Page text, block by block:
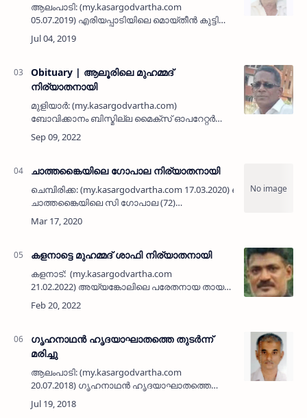
ആലംപാടി: (my.kasargodvartha.com
05.07.2019) എരിയപ്പാടിയിലെ മൊയ്തീന്‍ കുട്ടി
(76) നിര്യാതനായി. ഭാര്യ: ജമീല. മക്കള്‍: സിദ്ദീഖ്
(ഗള്‍ഫ്), താഹിറ, സുബൈദ, ഫൗസിയ, നസീമ.
Obituary | ആലൂരിലെ മുഹമ്മദ്
നിര്യാതനായി
മുളിയാര്‍: (my.kasargodvartha.com)
ബോവിക്കാനം ബിസ്മില്ല മൈക്‌സ് ഓപറേറ്റര്‍
ആലൂരിലെ മുഹമ്മദ് (55) നിര്യാതനായി.
പരേതരായ അബൂബകര്‍…
ചാത്തങ്കൈയിലെ ഗോപാല നിര്യാതനായി
ചെമ്പിരിക്ക: (my.kasargodvartha.com 17.03.2020) ചെമ്പിരിക്ക
ചാത്തങ്കൈയിലെ സി ഗോപാല (72)
നിര്യാതനായി. പരേതരായ രാമന്‍- മാണിക്യം
കളനാട്ടെ മുഹമ്മദ് ശാഫി നിര്യാതനായി
കളനാട്: (my.kasargodvartha.com
21.02.2022) അയ്യങ്കോലിലെ പരേതനായ തായൽ
മൊയ്തീൻ ഹാജി - നഫീസ ദമ്പതികളുടെ മകൻ
മുഹമ്മദ് ശാഫി (49) നിര്യാതനായി.
ഗൃഹനാഥന്‍ ഹൃദയാഘാതത്തെ തുടര്‍ന്ന്
മരിച്ചു
ആലംപാടി: (my.kasargodvartha.com
20.07.2018) ഗൃഹനാഥന്‍ ഹൃദയാഘാതത്തെ
തുടര്‍ന്ന് മരിച്ചു. ആലംപാടിയിലെ ചെട്ടുംകുഴി
ഇബ്രാഹിം ഹാജി (57) ആണ് മരിച്ചത്. പുലര്‍ച്ച